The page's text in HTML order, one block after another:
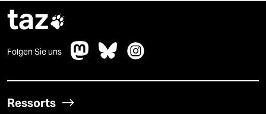
taz
Folgen Sie uns
Ressorts